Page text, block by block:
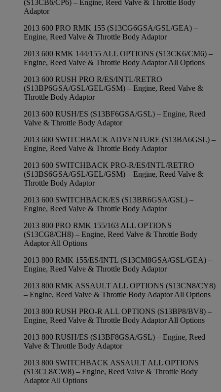
(S13CB6/CP6) – Engine, Reed Valve & Throttle Body
Adaptor
2013 600 PRO RMK 155 (S13CG6GSA/GSL/GEA) –
Engine, Reed Valve & Throttle Body Adaptor
2013 600 RMK 144/155 ALL OPTIONS (S13CK6/CM6) –
Engine, Reed Valve & Throttle Body Adaptor All Options
2013 600 RUSH PRO R/ES/INTL/RETRO
(S13BP6GSA/GSL/GEL/GSM) – Engine, Reed Valve &
Throttle Body Adaptor
2013 600 RUSH/ES (S13BF6GSA/GSL) – Engine, Reed
Valve & Throttle Body Adaptor
2013 600 SWITCHBACK ADVENTURE (S13BA6GSL) –
Engine, Reed Valve & Throttle Body Adaptor
2013 600 SWITCHBACK PRO-R/ES/INTL/RETRO
(S13BS6GSA/GSL/GEL/GSM) – Engine, Reed Valve &
Throttle Body Adaptor
2013 600 SWITCHBACK/ES (S13BR6GSA/GSL) –
Engine, Reed Valve & Throttle Body Adaptor
2013 800 PRO RMK 155/163 ALL OPTIONS
(S13CG8/CH8) – Engine, Reed Valve & Throttle Body
Adaptor All Options
2013 800 RMK 155/ES/INTL (S13CM8GSA/GSL/GEA) –
Engine, Reed Valve & Throttle Body Adaptor
2013 800 RMK ASSAULT ALL OPTIONS (S13CN8/CY8)
– Engine, Reed Valve & Throttle Body Adaptor All Options
2013 800 RUSH PRO-R ALL OPTIONS (S13BP8/BV8) –
Engine, Reed Valve & Throttle Body Adaptor All Options
2013 800 RUSH/ES (S13BF8GSA/GSL) – Engine, Reed
Valve & Throttle Body Adaptor
2013 800 SWITCHBACK ASSAULT ALL OPTIONS
(S13CL8/CW8) – Engine, Reed Valve & Throttle Body
Adaptor All Options